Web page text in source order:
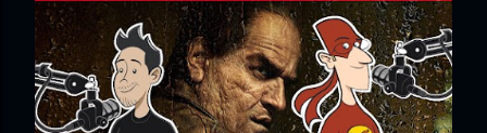
d
a
s